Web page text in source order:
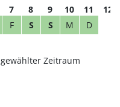
7 8 9 10 11
12
F S S M D
gewählter Zeitraum